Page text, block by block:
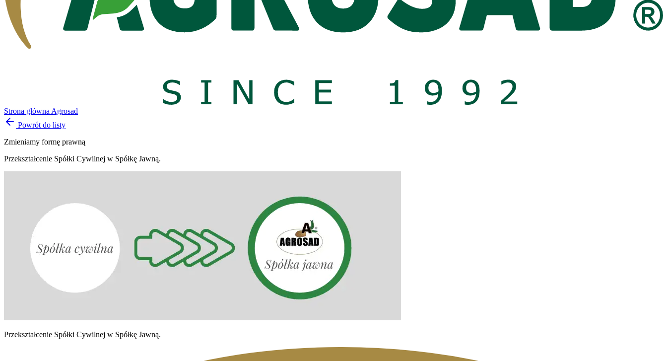
Strona główna Agrosad
Powrót do listy
Zmieniamy formę prawną
Przekształcenie Spółki Cywilnej w Spółkę Jawną.
Przekształcenie Spółki Cywilnej w Spółkę Jawną.